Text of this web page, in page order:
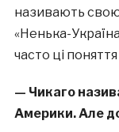
називають
«Ненька-
часто ці
— Чикаго
Америки. Але